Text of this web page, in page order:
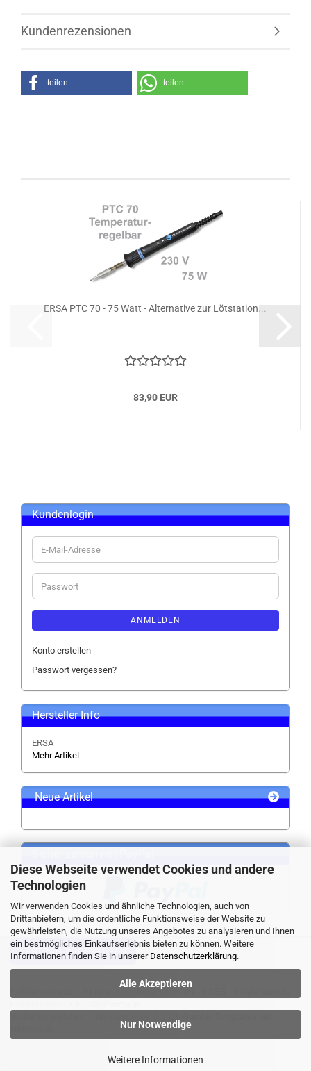
Diese Webseite verwendet Cookies und andere
Technologien
Wir verwenden Cookies und ähnliche Technologien, auch von
Drittanbietern, um die ordentliche Funktionsweise der Website zu
gewährleisten, die Nutzung unseres Angebotes zu analysieren und Ihnen
ein bestmögliches Einkaufserlebnis bieten zu können. Weitere
Informationen finden Sie in unserer Datenschutzerklärung.
Alle Akzeptieren
Nur Notwendige
Weitere Informationen
Kundenrezensionen
teilen teilen
ERSA PTC 70 - 75 Watt - Alternative zur Lötstation...
83,90 EUR
Kundenlogin
E-
Mail-
Adresse
Passwort
ANMELDEN
Konto erstellen
Passwort vergessen?
Hersteller Info
ERSA
Mehr Artikel
Neue Artikel
VERTRAG WIDERRUFEN
Liefer- und Versandkosten